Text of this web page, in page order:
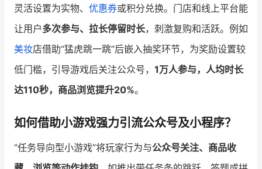
灵活设置为实物、 优惠券或积分兑换。门店和线上平台能
让用户多次参与、拉长停留时长，刺激复购和活跃。例如
美妆店借助“猛虎跳一跳”后嵌入抽奖环节，为奖励设置较
低门槛，引导游戏后关注公众号， 1万人参与，人均时长
达110秒，商品浏览提升20%。
如何借助小游戏强力引流公众号及小程序？
“任务导向型小游戏”将玩家行为与公众号关注、商品收